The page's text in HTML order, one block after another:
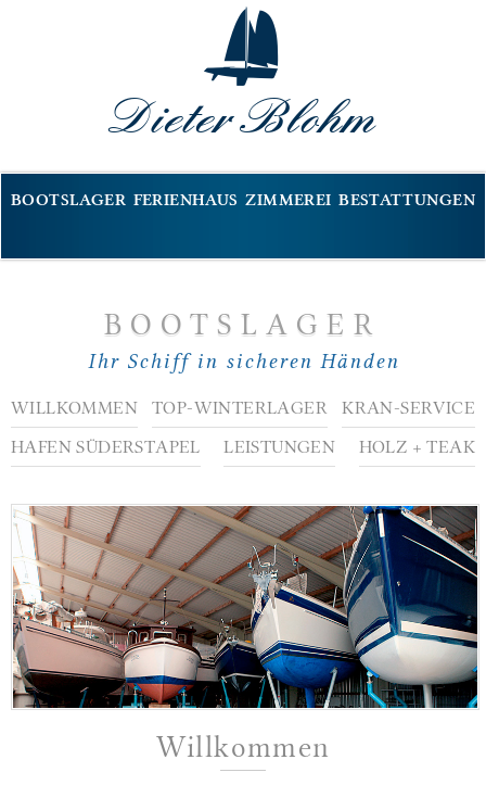
Dieter Blohm
BOOTSLAGER FERIENHAUS ZIMMEREI BESTATTUNGEN
BOOTSLAGER
Ihr Schiff in sicheren Händen
WILLKOMMEN TOP-WINTERLAGER
KRAN-SERVICE
HAFEN SÜDERSTAPEL
LEISTUNGEN HOLZ + TEAK
Willkommen